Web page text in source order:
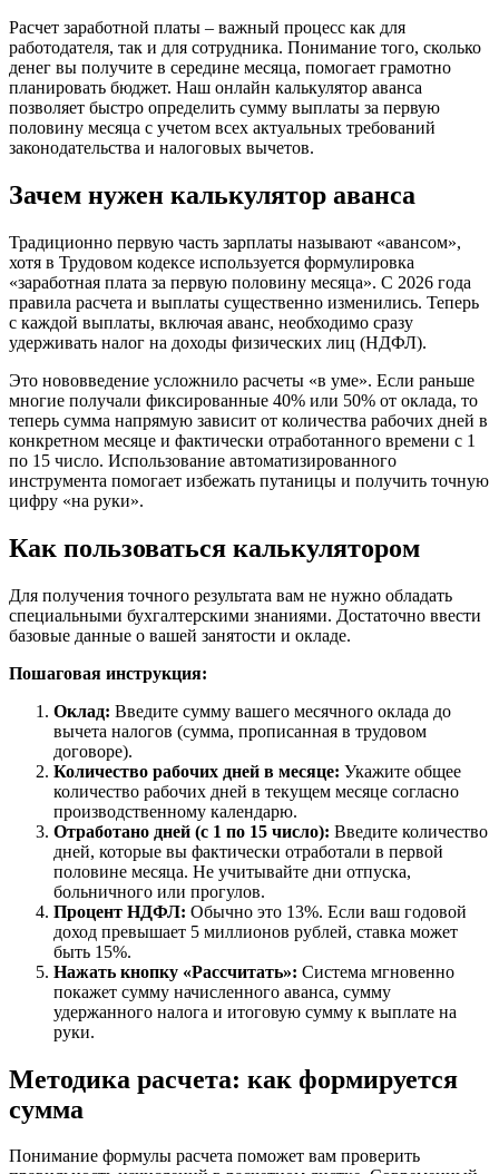
Расчет заработной платы – важный процесс как для
работодателя, так и для сотрудника. Понимание того, сколько
денег вы получите в середине месяца, помогает грамотно
планировать бюджет. Наш онлайн калькулятор аванса
позволяет быстро определить сумму выплаты за первую
половину месяца с учетом всех актуальных требований
законодательства и налоговых вычетов.
Зачем нужен калькулятор аванса
Традиционно первую часть зарплаты называют «авансом»,
хотя в Трудовом кодексе используется формулировка
«заработная плата за первую половину месяца». С 2026 года
правила расчета и выплаты существенно изменились. Теперь
с каждой выплаты, включая аванс, необходимо сразу
удерживать налог на доходы физических лиц (НДФЛ).
Это нововведение усложнило расчеты «в уме». Если раньше
многие получали фиксированные 40% или 50% от оклада, то
теперь сумма напрямую зависит от количества рабочих дней в
конкретном месяце и фактически отработанного времени с 1
по 15 число. Использование автоматизированного
инструмента помогает избежать путаницы и получить точную
цифру «на руки».
Как пользоваться калькулятором
Для получения точного результата вам не нужно обладать
специальными бухгалтерскими знаниями. Достаточно ввести
базовые данные о вашей занятости и окладе.
Пошаговая инструкция:
Оклад: Введите сумму вашего месячного оклада до
вычета налогов (сумма, прописанная в трудовом
договоре).
Количество рабочих дней в месяце: Укажите общее
количество рабочих дней в текущем месяце согласно
производственному календарю.
Отработано дней (с 1 по 15 число): Введите количество
дней, которые вы фактически отработали в первой
половине месяца. Не учитывайте дни отпуска,
больничного или прогулов.
Процент НДФЛ: Обычно это 13%. Если ваш годовой
доход превышает 5 миллионов рублей, ставка может
быть 15%.
Нажать кнопку «Рассчитать»: Система мгновенно
покажет сумму начисленного аванса, сумму
удержанного налога и итоговую сумму к выплате на
руки.
Методика расчета: как формируется
сумма
Понимание формулы расчета поможет вам проверить